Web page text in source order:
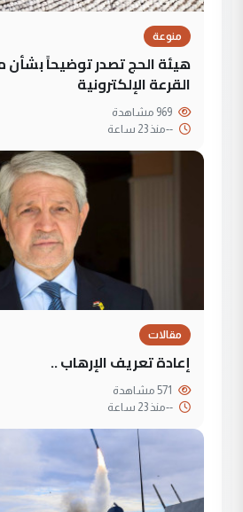
منوعة
هيئة الحج تصدر توضيحاً بشأن
القرعة الإلكترونية
--منذ 23 ساعة
مقالات
إعادة تعريف الإرهاب ..
--منذ 23 ساعة